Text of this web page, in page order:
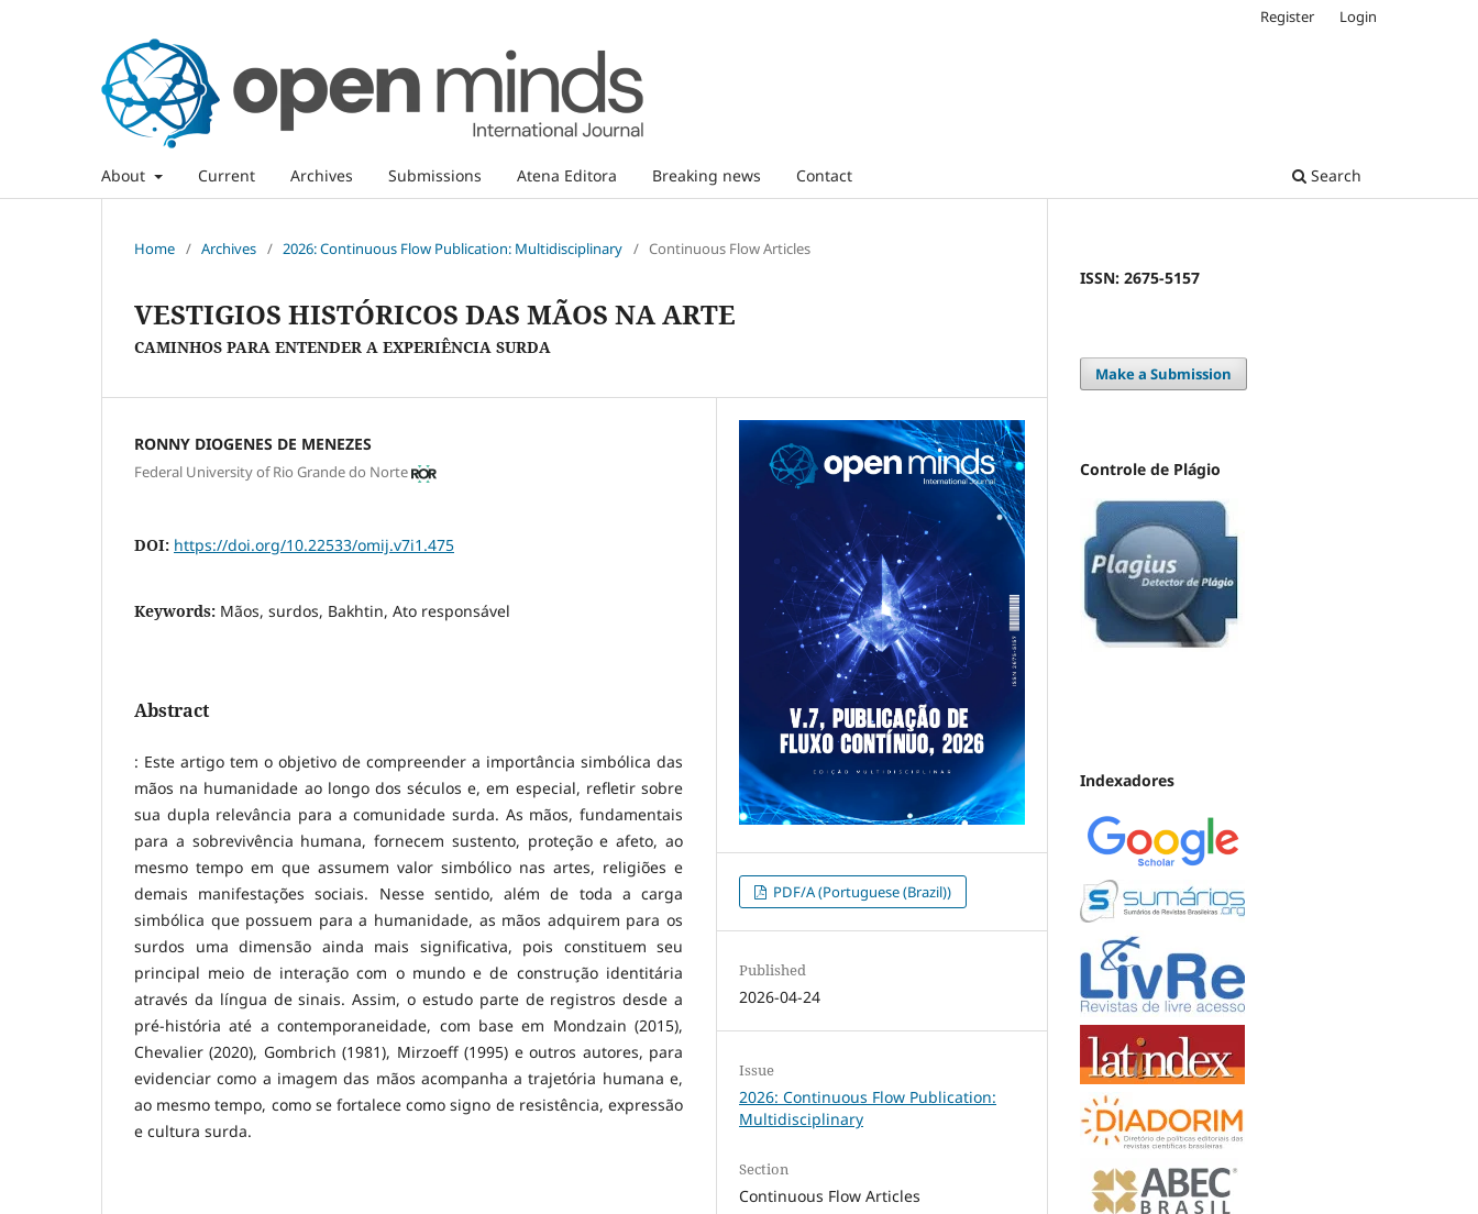
About Current Archives Submissions Atena Editora Breaking news Contact Search
Register Login
Home / Archives / 2026: Continuous Flow Publication: Multidisciplinary / Continuous Flow Articles
VESTIGIOS HISTÓRICOS DAS MÃOS NA ARTE
CAMINHOS PARA ENTENDER A EXPERIÊNCIA SURDA
RONNY DIOGENES DE MENEZES
Federal University of Rio Grande do Norte
DOI: https://doi.org/10.22533/omij.v7i1.475
Keywords: Mãos, surdos, Bakhtin, Ato responsável
Abstract
: Este artigo tem o objetivo de compreender a importância simbólica das
mãos na humanidade ao longo dos séculos e, em especial, refletir sobre
sua dupla relevância para a comunidade surda. As mãos, fundamentais
para a sobrevivência humana, fornecem sustento, proteção e afeto, ao
mesmo tempo em que assumem valor simbólico nas artes, religiões e
demais manifestações sociais. Nesse sentido, além de toda a carga
simbólica que possuem para a humanidade, as mãos adquirem para os
surdos uma dimensão ainda mais significativa, pois constituem seu
principal meio de interação com o mundo e de construção identitária
através da língua de sinais. Assim, o estudo parte de registros desde a
pré-história até a contemporaneidade, com base em Mondzain (2015),
Chevalier (2020), Gombrich (1981), Mirzoeff (1995) e outros autores, para
evidenciar como a imagem das mãos acompanha a trajetória humana e,
ao mesmo tempo, como se fortalece como signo de resistência, expressão
e cultura surda.
PDF/A (Portuguese (Brazil))
Published
2026-04-24
Issue
2026: Continuous Flow Publication:
Multidisciplinary
Section
Continuous Flow Articles
ISSN: 2675-5157
Make a Submission
Controle de Plágio
Indexadores